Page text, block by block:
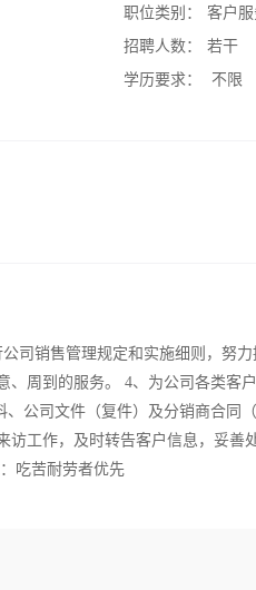
职位类别：
客户
招聘人数：
若干
学历要求：
不限
司销售管理规定和实施细则，努
、周到的服务。 4、为公司各类客
、公司文件（复件）及分销商合同
访工作，及时转告客户信息，妥
吃苦耐劳者优先